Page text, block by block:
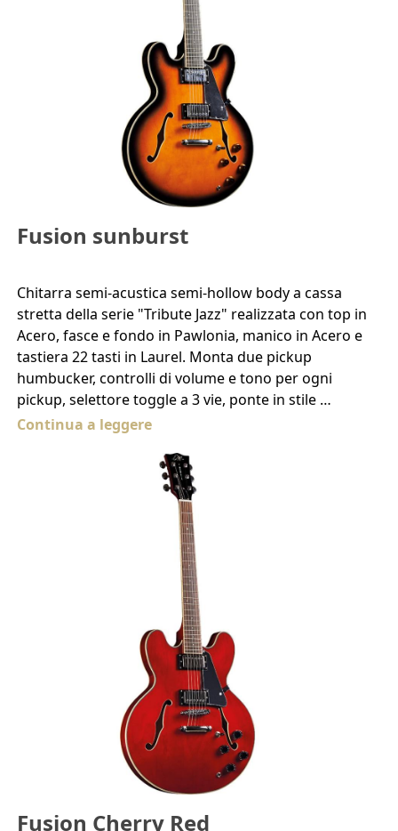
Fusion sunburst
Chitarra semi-acustica semi-hollow body a cassa
stretta della serie "Tribute Jazz" realizzata con top in
Acero, fasce e fondo in Pawlonia, manico in Acero e
tastiera 22 tasti in Laurel. Monta due pickup
humbucker, controlli di volume e tono per ogni
pickup, selettore toggle a 3 vie, ponte in stile …
Continua a leggere
Fusion Cherry Red